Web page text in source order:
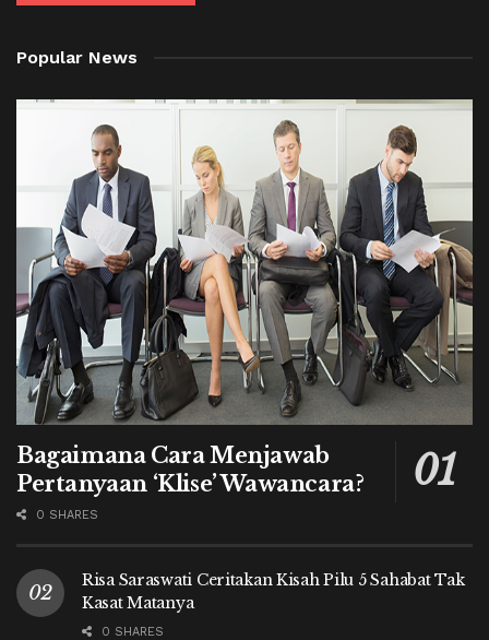
Popular News
Bagaimana Cara Menjawab
Pertanyaan ‘Klise’ Wawancara?
0 SHARES
Risa Saraswati Ceritakan Kisah Pilu 5 Sahabat Tak
Kasat Matanya
0 SHARES